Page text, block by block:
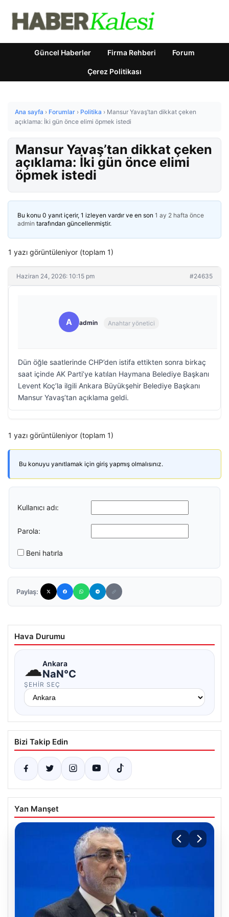
Güncel Haberler Firma Rehberi Forum
Çerez Politikası
Ana sayfa › Forumlar › Politika › Mansur Yavaş’tan dikkat çeken
açıklama: İki gün önce elimi öpmek istedi
Mansur Yavaş’tan dikkat çeken
açıklama: İki gün önce elimi
öpmek istedi
Bu konu 0 yanıt içerir, 1 izleyen vardır ve en son 1 ay 2 hafta önce
admin tarafından güncellenmiştir.
1 yazı görüntüleniyor (toplam 1)
Haziran 24, 2026: 10:15 pm #24635
A admin Anahtar yönetici
Dün öğle saatlerinde CHP’den istifa ettikten sonra birkaç
saat içinde AK Parti’ye katılan Haymana Belediye Başkanı
Levent Koç’la ilgili Ankara Büyükşehir Belediye Başkanı
Mansur Yavaş’tan açıklama geldi.
1 yazı görüntüleniyor (toplam 1)
Bu konuyu yanıtlamak için giriş yapmış olmalısınız.
Kullanıcı adı:
Parola:
Beni hatırla
Paylaş:
Hava Durumu
☁Ankara
NaN°C
ŞEHIR SEÇ
Bizi Takip Edin
Yan Manşet